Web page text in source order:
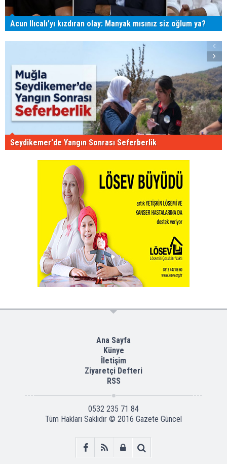
Acun Ilıcalı'yı kızdıran olay: Manyak mısınız siz oğlum ya?
Seydikemer'de Yangın Sonrası Seferberlik
Ana Sayfa
Künye
İletişim
Ziyaretçi Defteri
RSS
0532 235 71 84
Tüm Hakları Saklıdır © 2016 Gazete Güncel